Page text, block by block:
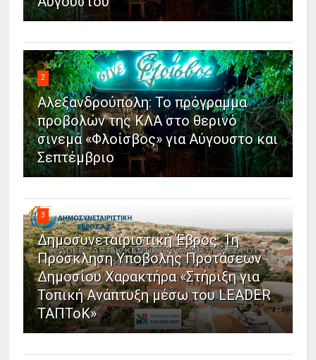
2
Αλεξανδρούπολη: Το πρόγραμμα
προβολών της ΚΛΑ στο θερινό
σινεμά «Φλοίσβος» για Αύγουστο και
Σεπτέμβριο
3
Δημοσυνεταιριστική Έβρος: 1η
Πρόσκληση Υποβολής Προτάσεων
Δημοσίου Χαρακτήρα «Στήριξη για
Τοπική Ανάπτυξη μέσω του LEADER
ΤΑΠΤοΚ»